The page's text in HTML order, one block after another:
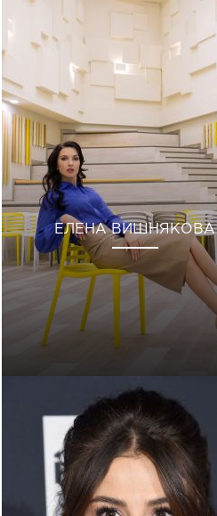
ЕЛЕНА ВИШНЯКОВА